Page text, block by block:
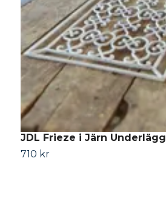
JDL Frieze i Järn Underlägg
710 kr